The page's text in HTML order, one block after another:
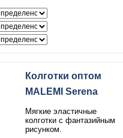
Колготки оптом
MALEMI Serena
Мягкие эластичные
колготкис фантазийным
рисунком.